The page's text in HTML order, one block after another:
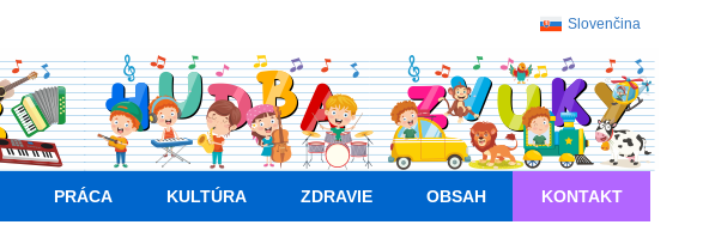
Slovenčina
PRÁCA KULTÚRA ZDRAVIE OBSAH KONTAKT